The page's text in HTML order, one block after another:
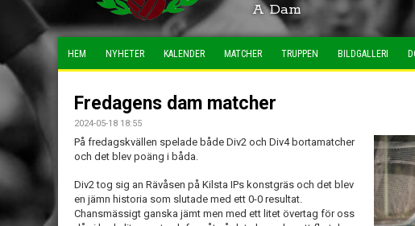
A Dam
HEM NYHETER KALENDER MATCHER TRUPPEN BILDGALLERI
Fredagens dam matcher
2024-05-18 18:55
På fredagskvällen spelade både Div2 och Div4 bortamatcher
och det blev poäng i båda.
Div2 tog sig an Rävåsen på Kilsta IPs konstgräs och det blev
en jämn historia som slutade med ett 0-0 resultat.
Chansmässigt ganska jämt men med ett litet övertag för oss